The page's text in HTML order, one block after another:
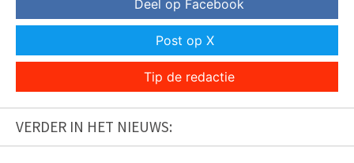
Deel op Facebook
Post op X
Tip de redactie
VERDER IN HET NIEUWS: